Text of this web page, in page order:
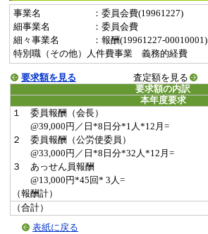
事業名
：委員会費(19961227)
細事業名
：委員会費
細々事業名
：報酬(19961227-00010001)
特別職（その他）人件費事業 義務的経費
要求額を見る
査定額を見る
要求額の内訳
本年度要求
１ 委員報酬（会長）
@39,000円／日*8日分*1人*12月=
２ 委員報酬（公労使委員）
@33,000円／日*8日分*32人*12月=
３ あっせん員報酬
@13,000円*45回* 3人=
（報酬計）
（合計）
表紙に戻る